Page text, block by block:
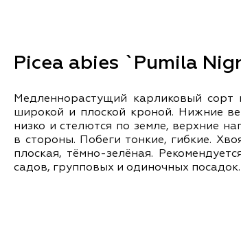
Picea abies `Pumila
Медленнорастущий карликовый
широкой и плоской кроной. Нижние
низко и стелются по земле, верхние
в стороны. Побеги тонкие, гибкие.
плоская, тёмно-зелёная.
садов, групповых и одиночных посадок.